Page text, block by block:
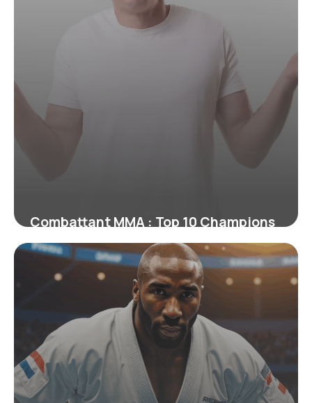
Combattant MMA : Top 10 Champions
Actuels 2026